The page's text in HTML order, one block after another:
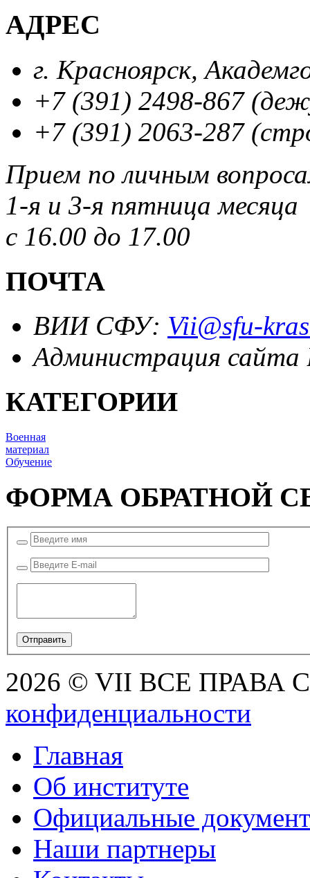
АДРЕС
г. Красноярск,
+7 (391) 2498-867
+7 (391) 2063-287
Прием по личным
1-я и 3-я пятница месяца
с 16.00 до 17.00
ПОЧТА
ВИИ СФУ: Vii@sfu-
Администрация
КАТЕГОРИИ
Военная
материал
Обучение
ФОРМА ОБРАТНОЙ
2026 © VII ВСЕ ПРАВА
конфиденциальности
Главная
Об институте
Официальные
Наши партнеры